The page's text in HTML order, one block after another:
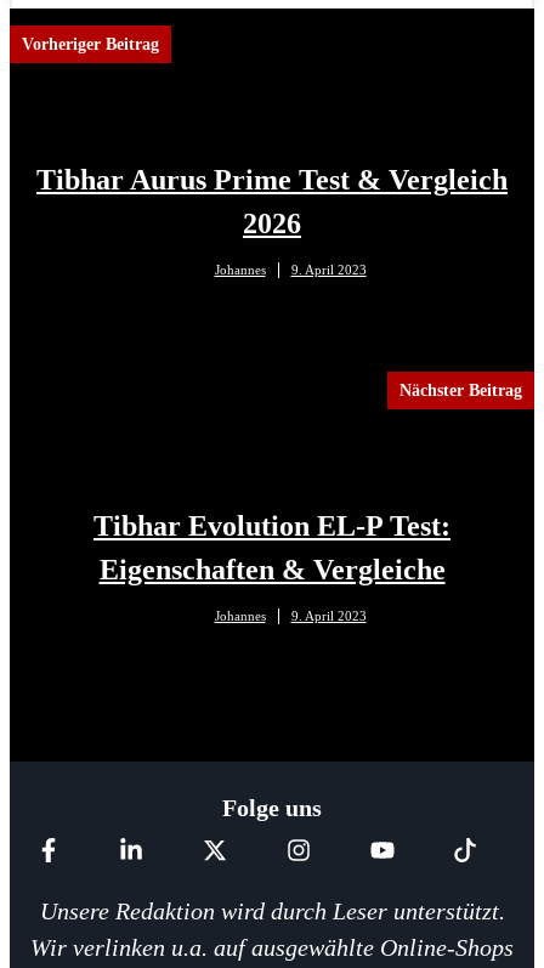
Vorheriger Beitrag
Tibhar Aurus Prime Test & Vergleich
2026
Johannes 9. April 2023
Nächster Beitrag
Tibhar Evolution EL-P Test:
Eigenschaften & Vergleiche
Johannes 9. April 2023
Folge uns
Unsere Redaktion wird durch Leser unterstützt.
Wir verlinken u.a. auf ausgewählte Online-Shops